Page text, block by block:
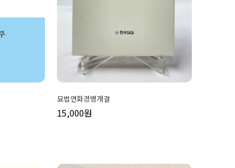
묘법연화경병개결
15,000원